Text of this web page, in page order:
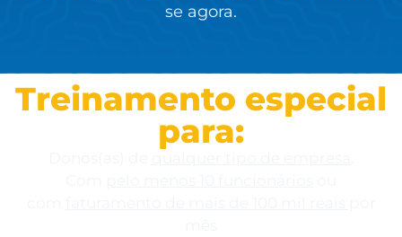
se agora.
Treinamento especial
para: